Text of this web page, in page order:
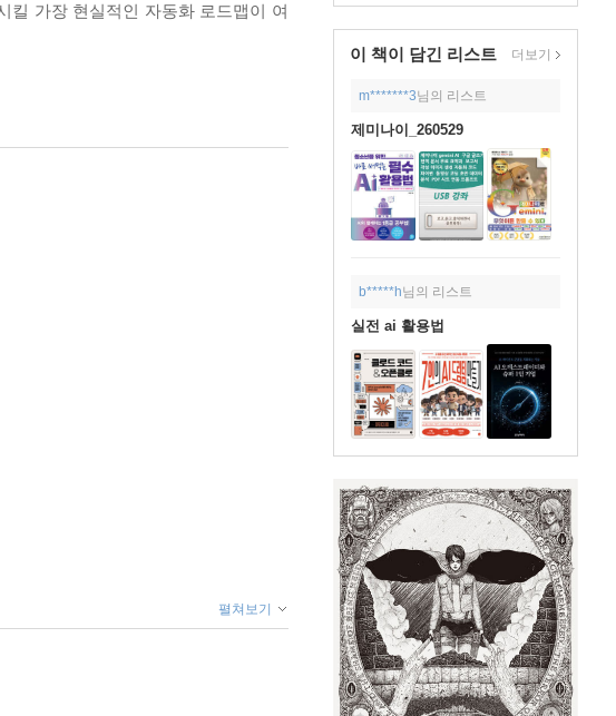
이 책이 담긴 리스트 더보기
m*******3님의 리스트
제미나이_260529
b*****h님의 리스트
실전 ai 활용법
킬 가장 현실적인 자동화 로드맵이 여
펼쳐보기